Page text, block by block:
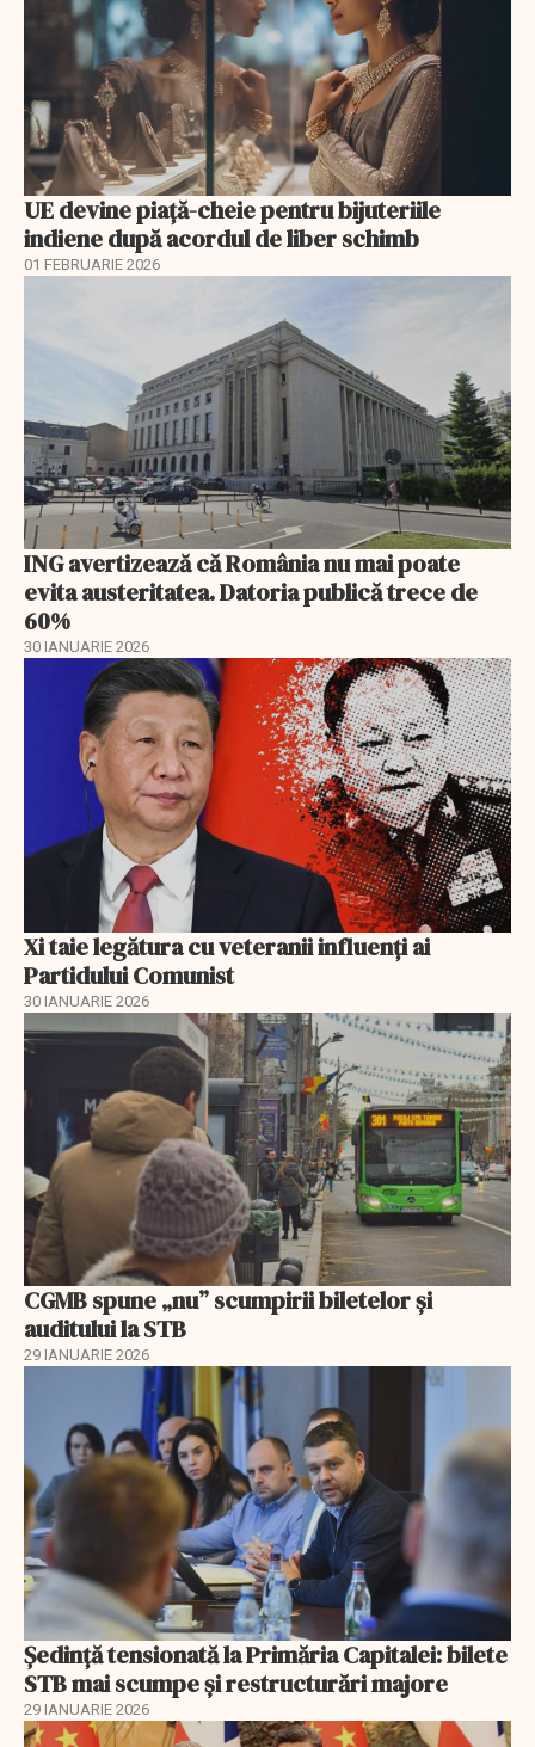
UE devine piață-cheie pentru bijuteriile
indiene după acordul de liber schimb
01 FEBRUARIE 2026
ING avertizează că România nu mai poate
evita austeritatea. Datoria publică trece de
60%
30 IANUARIE 2026
Xi taie legătura cu veteranii influenți ai
Partidului Comunist
30 IANUARIE 2026
CGMB spune „nu” scumpirii biletelor și
auditului la STB
29 IANUARIE 2026
Ședință tensionată la Primăria Capitalei: bilete
STB mai scumpe și restructurări majore
29 IANUARIE 2026